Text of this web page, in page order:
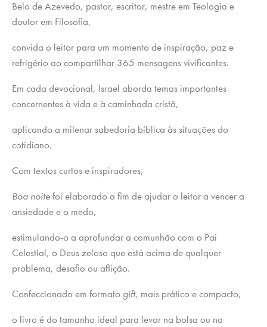
Belo de Azevedo, pastor, escritor, mestre em Teologia e
doutor em Filosofia,
convida o leitor para um momento de inspiração, paz e
refrigério ao compartilhar 365 mensagens vivificantes.
Em cada devocional, Israel aborda temas importantes
concernentes à vida e à caminhada cristã,
aplicando a milenar sabedoria bíblica às situações do
cotidiano.
Com textos curtos e inspiradores,
Boa noitefoi elaborado a fim de ajudar o leitor a vencer a
ansiedade e o medo,
estimulando-o a aprofundar a comunhão com o Pai
Celestial, o Deus zeloso que está acima de qualquer
problema, desafio ou aflição.
Confeccionado em formato gift, mais prático e compacto,
o livro é do tamanho ideal para levar na bolsa ou na